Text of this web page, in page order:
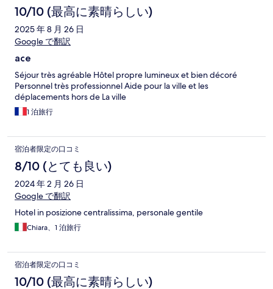
10/10 (最高に素晴らしい)
2025 年 8 月 26 日
Google で翻訳
ace
Séjour très agréable Hôtel propre lumineux et bien décoré
Personnel très professionnel Aide pour la ville et les
déplacements hors de La ville
1 泊旅行
宿泊者限定の口コミ
8/10 (とても良い)
2024 年 2 月 26 日
Google で翻訳
Hotel in posizione centralissima, personale gentile
Chiara、1 泊旅行
宿泊者限定の口コミ
10/10 (最高に素晴らしい)